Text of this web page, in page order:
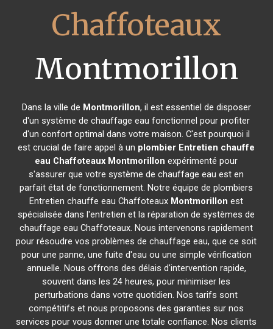
Chaffoteaux
Montmorillon
Dans la ville de Montmorillon, il est essentiel de disposer
d'un système de chauffage eau fonctionnel pour profiter
d'un confort optimal dans votre maison. C'est pourquoi il
est crucial de faire appel à un plombier Entretien chauffe
eau Chaffoteaux Montmorillon expérimenté pour
s'assurer que votre système de chauffage eau est en
parfait état de fonctionnement. Notre équipe de plombiers
Entretien chauffe eau Chaffoteaux Montmorillon est
spécialisée dans l'entretien et la réparation de systèmes de
chauffage eau Chaffoteaux. Nous intervenons rapidement
pour résoudre vos problèmes de chauffage eau, que ce soit
pour une panne, une fuite d'eau ou une simple vérification
annuelle. Nous offrons des délais d'intervention rapide,
souvent dans les 24 heures, pour minimiser les
perturbations dans votre quotidien. Nos tarifs sont
compétitifs et nous proposons des garanties sur nos
services pour vous donner une totale confiance. Nos clients